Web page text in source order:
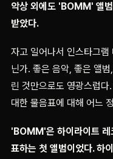
악상 외에도 'BOMM' 앨
받았다.
자고 일어나서 인스타그
닌가. 좋은 음악, 좋은 앨
린 것만으로도 영광스럽다
대한 물음표에 대해 어느
'BOMM'은 하이라이트 레
표하는 첫 앨범이었다. 하